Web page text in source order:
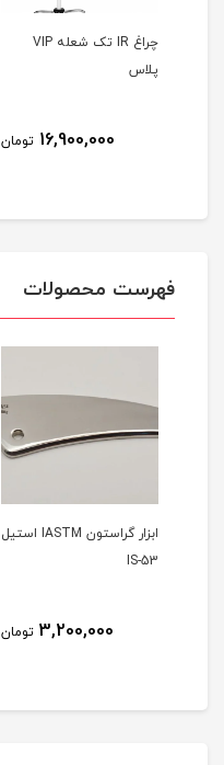
چراغ IR تک شعله VIP
پلاس
16,900,000 تومان
فهرست محصولات
ابزار گراستون IASTM استیل
IS-53
3,200,000 تومان